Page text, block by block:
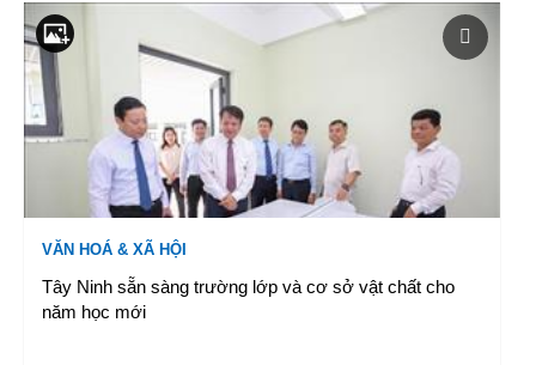
VĂN HOÁ & XÃ HỘI
Tây Ninh sẵn sàng trường lớp và cơ sở vật chất cho
năm học mới